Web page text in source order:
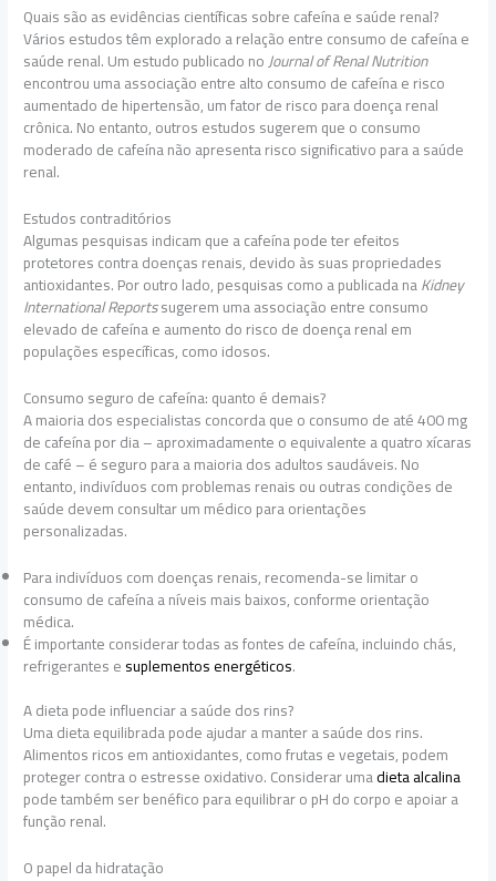
Quais são as evidências científicas sobre cafeína e saúde renal?
Vários estudos têm explorado a relação entre consumo de cafeína e
saúde renal. Um estudo publicado noJournal of Renal Nutrition
encontrou uma associação entre alto consumo de cafeína e risco
aumentado de hipertensão, um fator de risco para doença renal
crônica. No entanto, outros estudos sugerem que o consumo
moderado de cafeína não apresenta risco significativo para a saúde
renal.
Estudos contraditórios
Algumas pesquisas indicam que a cafeína pode ter efeitos
protetores contra doenças renais, devido às suas propriedades
antioxidantes. Por outro lado, pesquisas como a publicada naKidney
International Reportssugerem uma associação entre consumo
elevado de cafeína e aumento do risco de doença renal em
populações específicas, como idosos.
Consumo seguro de cafeína: quanto é demais?
A maioria dos especialistas concorda que o consumo de até 400 mg
de cafeína por dia – aproximadamente o equivalente a quatro xícaras
de café – é seguro para a maioria dos adultos saudáveis. No
entanto, indivíduos com problemas renais ou outras condições de
saúde devem consultar um médico para orientações
personalizadas.
Para indivíduos com doenças renais, recomenda-se limitar o
consumo de cafeína a níveis mais baixos, conforme orientação
médica.
É importante considerar todas as fontes de cafeína, incluindo chás,
refrigerantes esuplementos energéticos.
A dieta pode influenciar a saúde dos rins?
Uma dieta equilibrada pode ajudar a manter a saúde dos rins.
Alimentos ricos em antioxidantes, como frutas e vegetais, podem
proteger contra o estresse oxidativo. Considerar umadieta alcalina
pode também ser benéfico para equilibrar o pH do corpo e apoiar a
função renal.
O papel da hidratação